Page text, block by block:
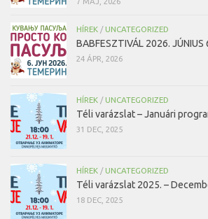
HÍREK / UNCATEGORIZED
BABFESZTIVÁL 2026. JÚNIUS
24 ÁPR, 2026
HÍREK / UNCATEGORIZED
Téli varázslat – Januári
31 DEC, 2025
HÍREK / UNCATEGORIZED
Téli varázslat 2025. –
18 DEC, 2025